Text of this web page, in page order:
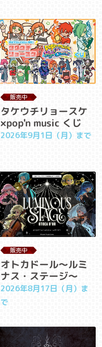
タケウチリョースケ
×pop'n music くじ
2026年9月1日（月）まで
オトカドール～ルミ
ナス・ステージ～
2026年8月17日（月）ま
で